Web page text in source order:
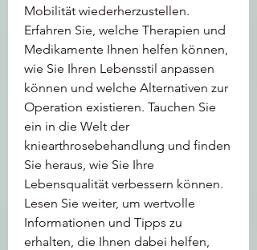
Mobilität wiederherzustellen.
Erfahren Sie, welche Therapien und
Medikamente Ihnen helfen können,
wie Sie Ihren Lebensstil anpassen
können und welche Alternativen zur
Operation existieren. Tauchen Sie
ein in die Welt der
kniearthrosebehandlung und finden
Sie heraus, wie Sie Ihre
Lebensqualität verbessern können.
Lesen Sie weiter, um wertvolle
Informationen und Tipps zu
erhalten, die Ihnen dabei helfen,